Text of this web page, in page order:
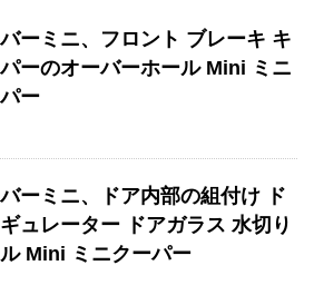
ーミニ、フロント ブレーキ キ
ーのオーバーホール Mini ミニ
ー
ーミニ、ドア内部の組付け ド
ュレーター ドアガラス 水切り
Mini ミニクーパー